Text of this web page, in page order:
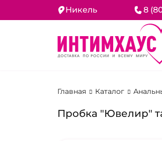
Никель 8
Главная Каталог
Пробка "Ювелир"